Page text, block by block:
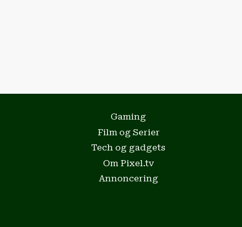
Gaming
Film og Serier
Tech og gadgets
Om Pixel.tv
Annoncering